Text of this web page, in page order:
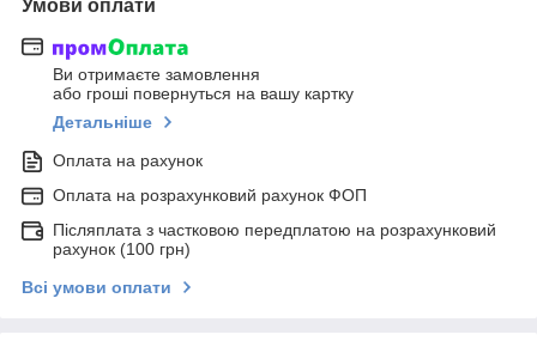
Умови оплати
Ви отримаєте замовлення
або гроші повернуться на вашу картку
Детальніше
Оплата на рахунок
Оплата на розрахунковий рахунок ФОП
Післяплата з частковою передплатою на розрахунковий
рахунок (100 грн)
Всі умови оплати